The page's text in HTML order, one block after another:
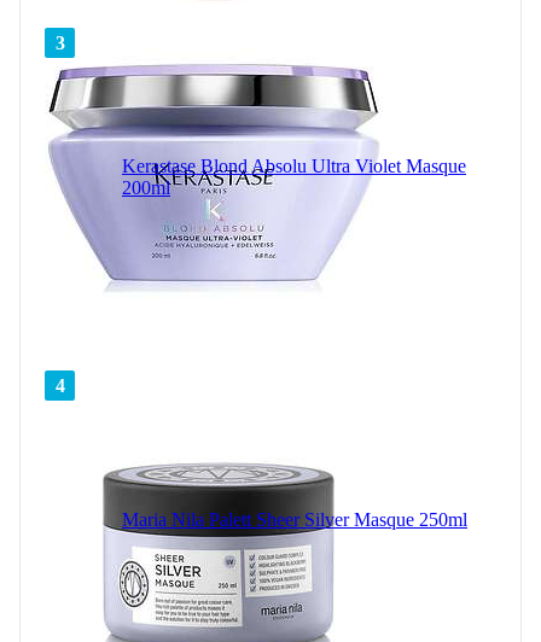
3
Kerastase Blond Absolu Ultra Violet Masque
200ml
4
Maria Nila Palett Sheer Silver Masque 250ml